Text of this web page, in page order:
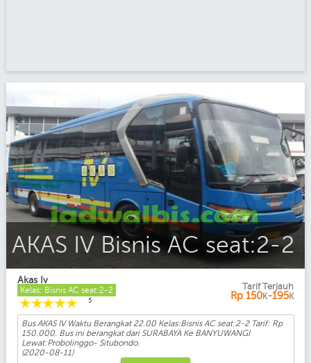
AKAS IV Bisnis AC seat:2-2
Akas Iv
Kelas: Bisnis AC seat:2-2
☆
☆
☆
☆
☆ 5
Tarif Terjauh
Rp 150K-195K
Bus AKAS IV Waktu Berangkat 22.00 Kelas:Bisnis AC seat:2-2 Tarif: Rp
150.000. Bus ini berangkat dari SURABAYA Ke BANYUWANGI
Lewat:Probolinggo- Situbondo.
(2020-08-11)